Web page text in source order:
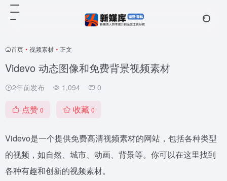
首页 • 视频素材 • 正文
Videvo 动态图像和免费背景视频素材
2年前发布 1,094 0
点赞 0 收藏 0
Videvo是一个提供免费高清视频素材的网站，包括各种类型
的视频，如自然、城市、动画、背景等。你可以在这里找到
各种有趣和创新的视频素材。